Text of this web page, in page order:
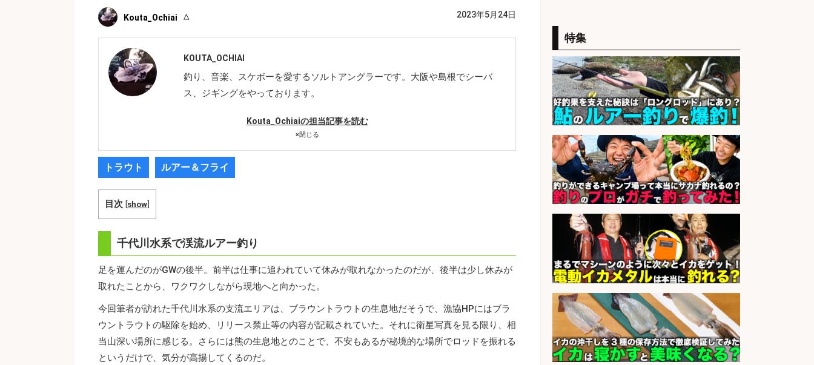
Kouta_Ochiai 2023年5月24日
KOUTA_OCHIAI
釣り、音楽、スケボーを愛するソルトアングラーです。大阪や島根でシーバ
ス、ジギングをやっております。
Kouta_Ochiaiの担当記事を読む
×閉じる
トラウト ルアー＆フライ
目次 [show]
千代川水系で渓流ルアー釣り
足を運んだのがGWの後半。前半は仕事に追われていて休みが取れなかったのだが、後半は少し休みが
取れたことから、ワクワクしながら現地へと向かった。
今回筆者が訪れた千代川水系の支流エリアは、ブラウントラウトの生息地だそうで、漁協HPにはブラ
ウントラウトの駆除を始め、リリース禁止等の内容が記載されていた。それに衛星写真を見る限り、相
当山深い場所に感じる。さらには熊の生息地とのことで、不安もあるが秘境的な場所でロッドを振れる
というだけで、気分が高揚してくるのだ。
週4日から勤務OK/希望休が取得で
きる
会社名 株式会社ホットスタッフ五日市
sponsored by 求人ボックス
釣り具/評価・テスト・実験/釣り具
部品・工業用部品メーカー/Excel
会社名 株式会社スタッフサービス
sponsored by 求人ボックス
EC事業責任者候補/飲食業界向け
SaaS企業「魚ぽち」/東証グロース
市場上場
会社名 株式会社フーディソン
sponsored by 求人ボックス
居酒屋/キッチンスタッフ/扱う魚は
鮮度抜群!大衆酒場で元気に働くキッ
チンスタッフを募集
会社名 アカマル屋鮮魚店 府中店
特集